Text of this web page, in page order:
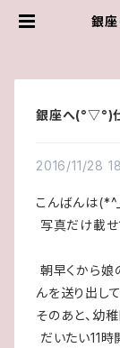
銀
銀座へ(°▽°)
2016/11/28
こんばんは
写真だけ載せ
朝早くから娘
んを送り出して
そのあと、幼
だいたい11